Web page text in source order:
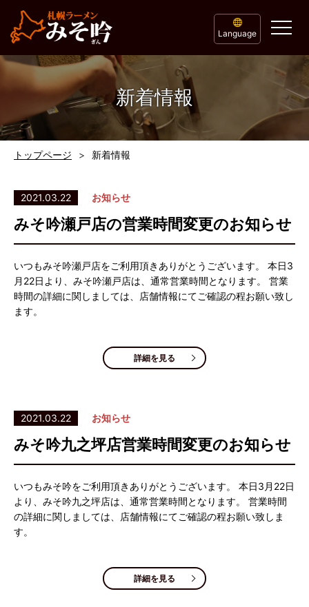
Language
新着情報
トップページ 新着情報
2021.03.22 お知らせ
みそ吟瀬戸店の営業時間変更のお知らせ
いつもみそ吟瀬戸店をご利用頂きありがとうございます。 本日3
月22日より、みそ吟瀬戸店は、通常営業時間となります。 営業
時間の詳細に関しましては、店舗情報にてご確認の程お願い致し
ます。
詳細を見る
2021.03.22 お知らせ
みそ吟九之坪店営業時間変更のお知らせ
いつもみそ吟をご利用頂きありがとうございます。 本日3月22日
より、みそ吟九之坪店は、通常営業時間となります。 営業時間
の詳細に関しましては、店舗情報にてご確認の程お願い致しま
す。
詳細を見る